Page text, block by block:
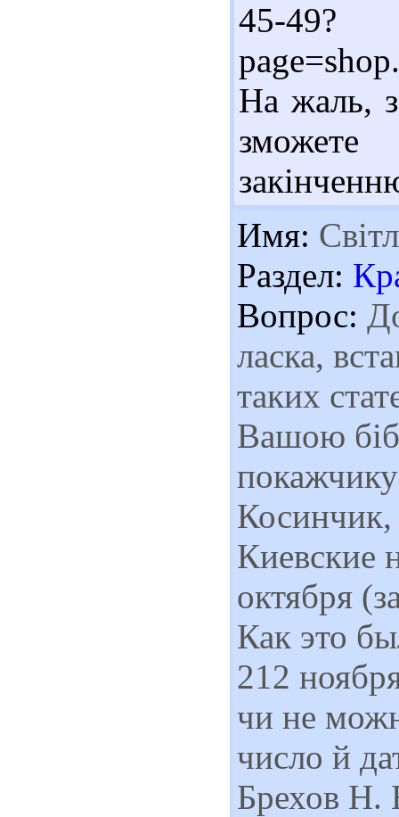
45-49?
На жаль,
Имя:
Раздел:
Вопрос:
ласка,
таких
Вашою
Киевские
октября
Как это
212
чи не
число й
Брехов Н.